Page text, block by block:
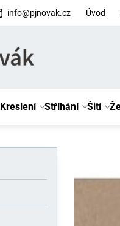
info@pjnovak.cz Úvod
Kreslení Stříhání Šití